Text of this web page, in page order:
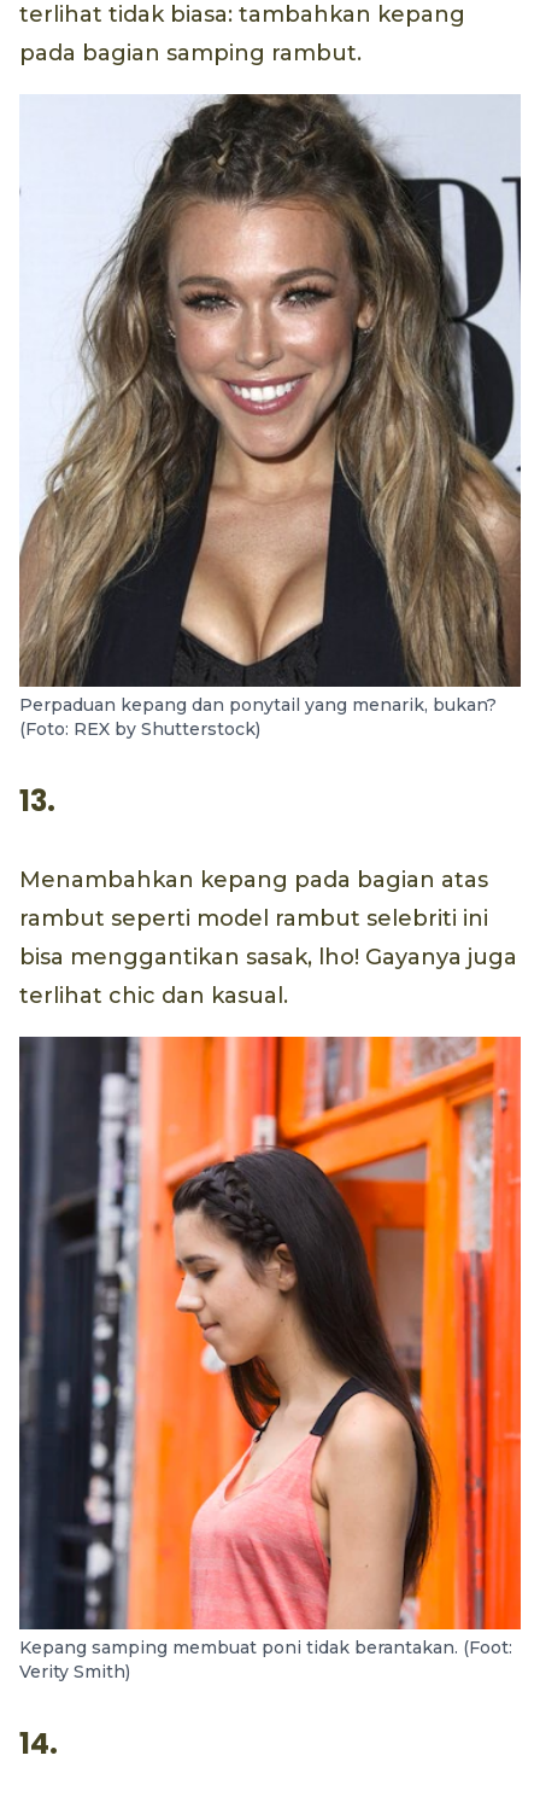
terlihat tidak biasa: tambahkan kepang
pada bagian samping rambut.
Perpaduan kepang dan ponytail yang menarik, bukan?
(Foto: REX by Shutterstock)
13.
Menambahkan kepang pada bagian atas
rambut seperti model rambut selebriti ini
bisa menggantikan sasak, lho! Gayanya juga
terlihat chic dan kasual.
Kepang samping membuat poni tidak berantakan. (Foot:
Verity Smith)
14.